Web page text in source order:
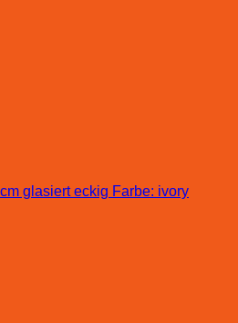
glasiert eckig Farbe: ivory